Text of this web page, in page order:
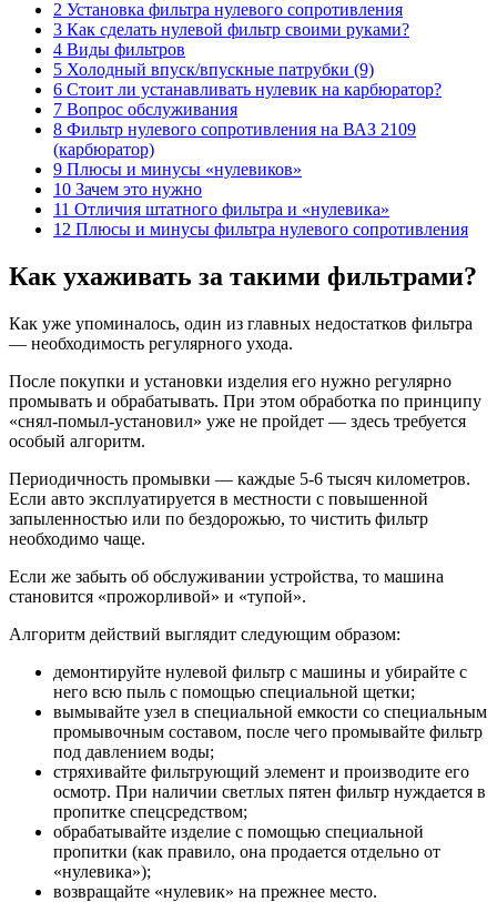
2 Установка фильтра нулевого сопротивления
3 Как сделать нулевой фильтр своими руками?
4 Виды фильтров
5 Холодный впуск/впускные патрубки (9)
6 Стоит ли устанавливать нулевик на карбюратор?
7 Вопрос обслуживания
8 Фильтр нулевого сопротивления на ВАЗ 2109
(карбюратор)
9 Плюсы и минусы «нулевиков»
10 Зачем это нужно
11 Отличия штатного фильтра и «нулевика»
12 Плюсы и минусы фильтра нулевого сопротивления
Как ухаживать за такими фильтрами?
Как уже упоминалось, один из главных недостатков фильтра
— необходимость регулярного ухода.
После покупки и установки изделия его нужно регулярно
промывать и обрабатывать. При этом обработка по принципу
«снял-помыл-установил» уже не пройдет — здесь требуется
особый алгоритм.
Периодичность промывки — каждые 5-6 тысяч километров.
Если авто эксплуатируется в местности с повышенной
запыленностью или по бездорожью, то чистить фильтр
необходимо чаще.
Если же забыть об обслуживании устройства, то машина
становится «прожорливой» и «тупой».
Алгоритм действий выглядит следующим образом:
демонтируйте нулевой фильтр с машины и убирайте с
него всю пыль с помощью специальной щетки;
вымывайте узел в специальной емкости со специальным
промывочным составом, после чего промывайте фильтр
под давлением воды;
стряхивайте фильтрующий элемент и производите его
осмотр. При наличии светлых пятен фильтр нуждается в
пропитке спецсредством;
обрабатывайте изделие с помощью специальной
пропитки (как правило, она продается отдельно от
«нулевика»);
возвращайте «нулевик» на прежнее место.